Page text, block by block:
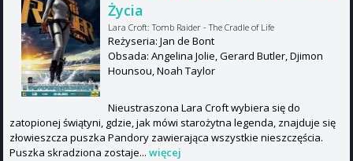
Życia
Lara Croft: Tomb Raider - The Cradle of Life
Reżyseria: Jan de Bont
Obsada: Angelina Jolie, Gerard Butler, Djimon
Hounsou, Noah Taylor
Nieustraszona Lara Croft wybiera się do
zatopionej świątyni, gdzie, jak mówi starożytna legenda, znajduje się
złowieszcza puszka Pandory zawierająca wszystkie nieszczęścia.
Puszka skradziona zostaje... więcej